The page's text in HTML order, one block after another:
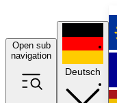
Open sub
navigation
Deutsch